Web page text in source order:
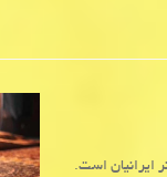
ایرانیان است.